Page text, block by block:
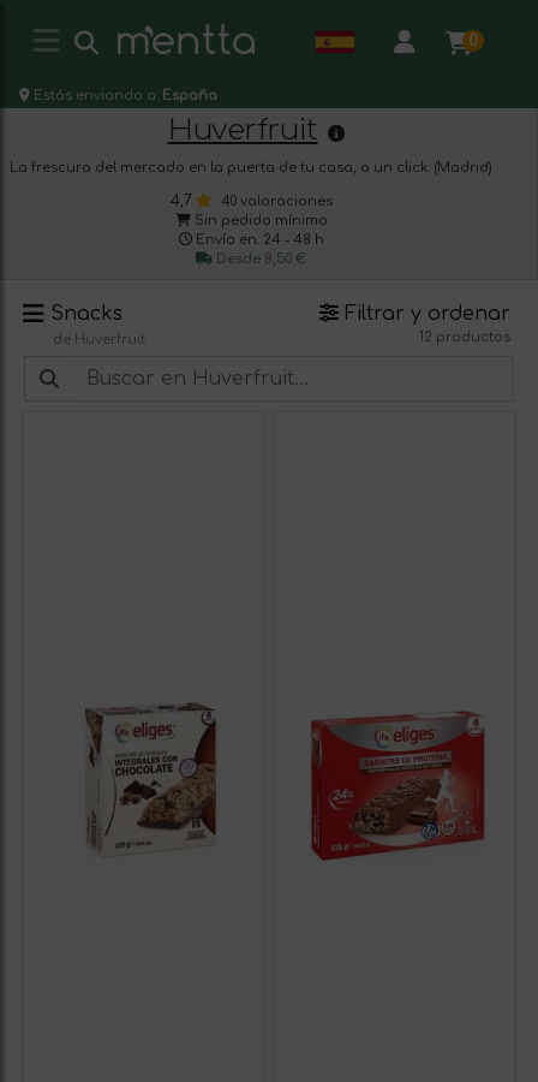
0
Estás enviando a: España
Huverfruit
La frescura del mercado en la puerta de tu casa, a un click. (Madrid)
4,7
40 valoraciones
Sin pedido mínimo
Envío en: 24 - 48 h
Desde 8,50 €
Snacks
de Huverfruit
Filtrar y ordenar
12 productos